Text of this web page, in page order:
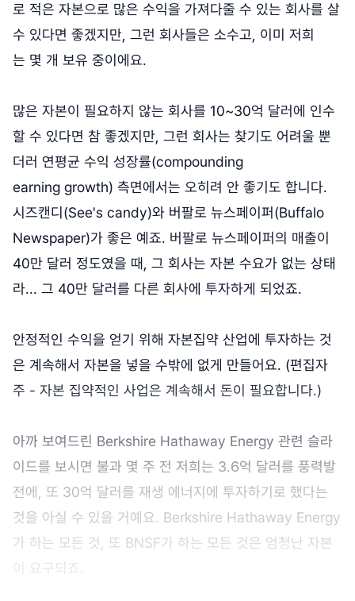
로 적은 자본으로 많은 수익을 가져다줄 수 있는 회사를 살
수 있다면 좋겠지만, 그런 회사들은 소수고, 이미 저희
는 몇 개 보유 중이에요.
많은 자본이 필요하지 않는 회사를 10~30억 달러에 인수
할 수 있다면 참 좋겠지만, 그런 회사는 찾기도 어려울 뿐
더러 연평균 수익 성장률(compounding
earning growth) 측면에서는 오히려 안 좋기도 합니다.
시즈캔디(See's candy)와 버팔로 뉴스페이퍼(Buffalo
Newspaper)가 좋은 예죠. 버팔로 뉴스페이퍼의 매출이
40만 달러 정도였을 때, 그 회사는 자본 수요가 없는 상태
라... 그 40만 달러를 다른 회사에 투자하게 되었죠.
안정적인 수익을 얻기 위해 자본집약 산업에 투자하는 것
은 계속해서 자본을 넣을 수밖에 없게 만들어요. (편집자
주 - 자본 집약적인 사업은 계속해서 돈이 필요합니다.)
아까 보여드린 Berkshire Hathaway Energy 관련 슬라
이드를 보시면 불과 몇 주 전 저희는 3.6억 달러를 풍력발
전에, 또 30억 달러를 재생 에너지에 투자하기로 했다는
것을 아실 수 있을 거예요. Berkshire Hathaway Energy
가 하는 모든 것, 또 BNSF가 하는 모든 것은 엄청난 자본
이 요구되죠.